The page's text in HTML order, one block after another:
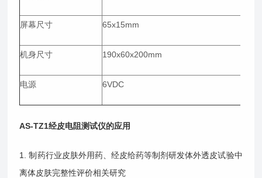
屏幕尺寸 65x15mm
机身尺寸 190x60x200mm
电源 6VDC
AS-TZ1经皮电阻测试仪的应用
1. 制药行业皮肤外用药、经皮给药等制剂研发体外透皮试验中
离体皮肤完整性评价相关研究